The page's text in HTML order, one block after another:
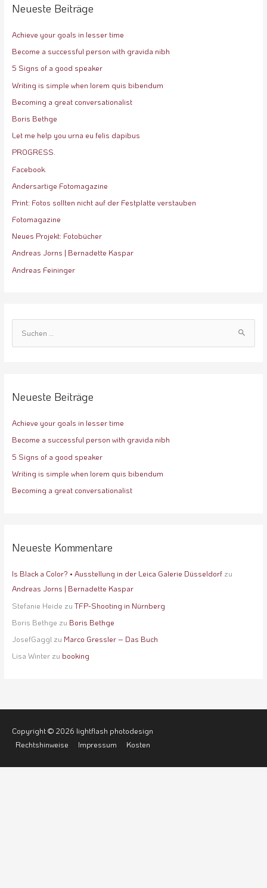
Neueste Beiträge
Achieve your goals in lesser time
Become a successful person with gravida nibh
5 Signs of a good speaker
Writing is simple when lorem quis bibendum
Becoming a great conversationalist
Boris Bethge
Let me help you urna eu felis dapibus
PROGRESS.
Facebook.
Andersartige Fotomagazine
Print: Fotos sollten nicht auf der Festplatte verstauben
Fotomagazine
Neues Projekt: Fotobücher
Andreas Jorns | Bernadette Kaspar
Andreas Feininger
u
e
n
a
c
Neueste Beiträge
Achieve your goals in lesser time
Become a successful person with gravida nibh
5 Signs of a good speaker
Writing is simple when lorem quis bibendum
Becoming a great conversationalist
Neueste Kommentare
Is Black a Color? • Ausstellung in der Leica Galerie Düsseldorfzu
Andreas Jorns | Bernadette Kaspar
Stefanie Heide zu TFP-Shooting in Nürnberg
Boris Bethge zu Boris Bethge
JosefGaggl zu Marco Gressler – Das Buch
Lisa Winterzu booking
Copyright © 2026 lightflash photodesign
Rechtshinweise
Impressum Kosten